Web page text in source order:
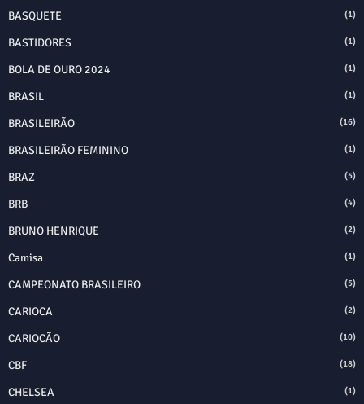
BASQUETE (1)
BASTIDORES (1)
BOLA DE OURO 2024 (1)
BRASIL (1)
BRASILEIRÃO (16)
BRASILEIRÃO FEMININO (1)
BRAZ (5)
BRB (4)
BRUNO HENRIQUE (2)
Camisa (1)
CAMPEONATO BRASILEIRO (5)
CARIOCA (2)
CARIOCÃO (10)
CBF (18)
CHELSEA (1)